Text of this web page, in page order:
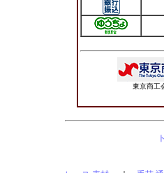
東京商工会